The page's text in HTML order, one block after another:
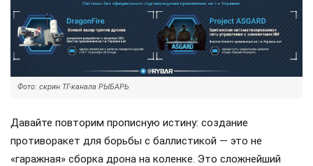
Фото: скрин ТГ-канала РЫБАРЬ
Давайте повторим прописную истину: создание
противоракет для борьбы с баллистикой — это не
«гаражная» сборка дрона на коленке. Это сложнейший